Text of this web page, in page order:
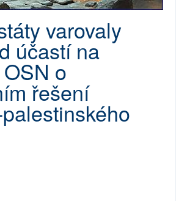
varovaly
účastí na
o
řešení